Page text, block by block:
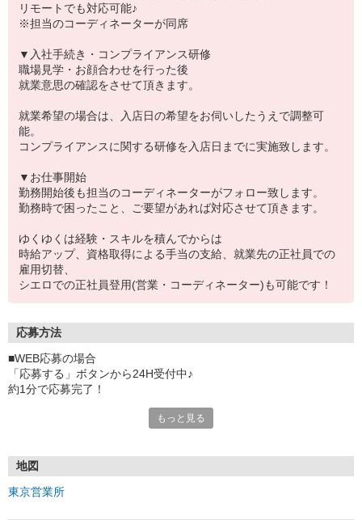
リモートでも対応可能♪
※担当のコーディネーターが同席
▼入社手続き・コンプライアンス研修
職場見学・お顔合わせを行った後
就業意思の確認をさせて頂きます。
就業希望の場合は、入店日の希望をお伺いしたうえで調整可
能。
コンプライアンスに関する研修を入店日までに実施致します。
▼お仕事開始
勤務開始後も担当のコーディネーターがフォロー致します。
勤務時で困ったこと、ご要望があれば対応させて頂きます。
ゆくゆくは経験・スキルを積んでからは
時給アップ、資格取得による手当の支給、就業先の正社員での
雇用切替、
シエロでの正社員登用(営業・コーディネーター)も可能です！
応募方法
■WEB応募の場合
「応募する」ボタンから24H受付中♪
約1分で応募完了！
①応募から3営業日を目安に、メールorお電話でご連絡します。
もっと見る
地図
東京営業所